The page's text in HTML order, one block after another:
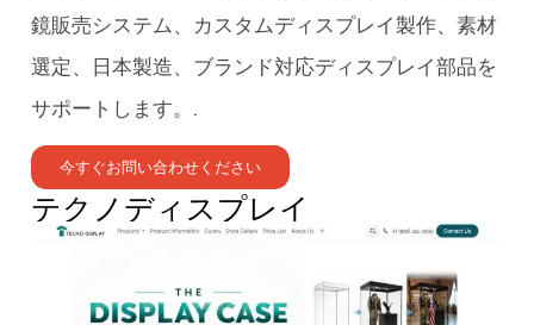
鏡販売システム、カスタムディスプレイ製作、素材
選定、日本製造、ブランド対応ディスプレイ部品を
サポートします。.
今すぐお問い合わせください
テクノディスプレイ